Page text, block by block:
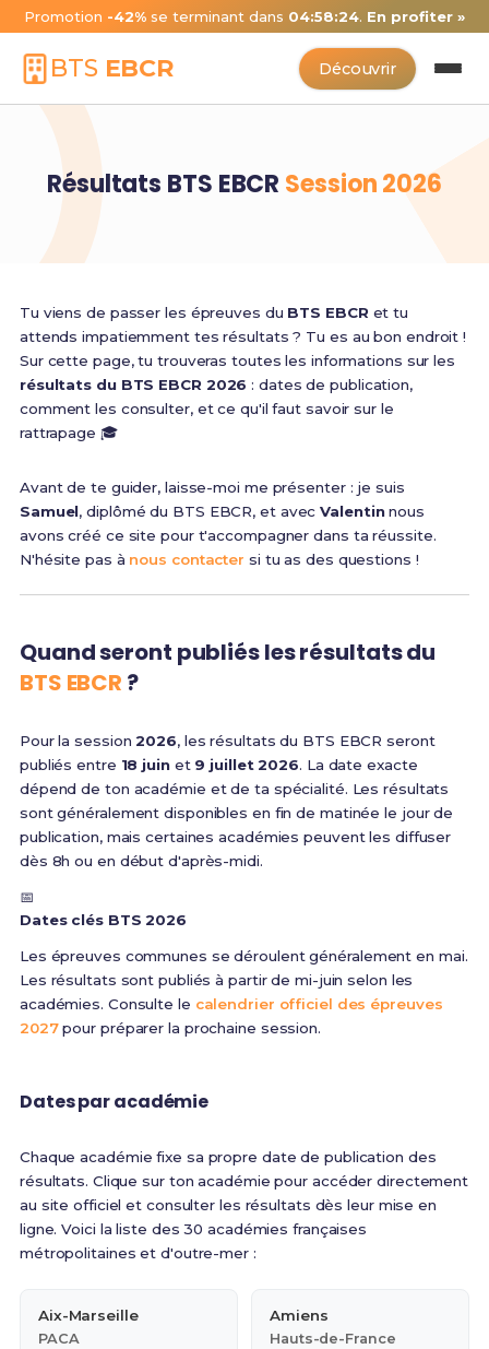
Promotion -42% se terminant dans 04:58:23. En profiter »
BTS EBCR Découvrir
Résultats BTS EBCR Session 2026
Tu viens de passer les épreuves du BTS EBCR et tu
attends impatiemment tes résultats ? Tu es au bon endroit !
Sur cette page, tu trouveras toutes les informations sur les
résultats du BTS EBCR 2026 : dates de publication,
comment les consulter, et ce qu'il faut savoir sur le
rattrapage 🎓
Avant de te guider, laisse-moi me présenter : je suis
Samuel, diplômé du BTS EBCR, et avecValentinnous
avons créé ce site pour t'accompagner dans ta réussite.
N'hésite pas à nous contacter si tu as des questions !
Quand seront publiés les résultats du
BTS EBCR ?
Pour la session2026, les résultats du BTS EBCR seront
publiés entre 18 juinet 9 juillet 2026. La date exacte
dépend de ton académie et de ta spécialité. Les résultats
sont généralement disponibles en fin de matinée le jour de
publication, mais certaines académies peuvent les diffuser
dès 8h ou en début d'après-midi.
📅
Dates clés BTS 2026
Les épreuves communes se déroulent généralement en mai.
Les résultats sont publiés à partir de mi-juin selon les
académies. Consulte le calendrier officiel des épreuves
2027pour préparer la prochaine session.
Dates par académie
Chaque académie fixe sa propre date de publication des
résultats. Clique sur ton académie pour accéder directement
au site officiel et consulter les résultats dès leur mise en
ligne. Voici la liste des 30 académies françaises
métropolitaines et d'outre-mer :
Aix-Marseille
PACA
Amiens
Hauts-de-France